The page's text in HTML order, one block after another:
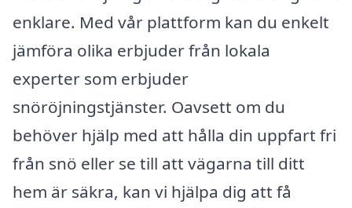
enklare. Med vår plattform kan du enkelt
jämföra olika erbjuder från lokala
experter som erbjuder
snöröjningstjänster. Oavsett om du
behöver hjälp med att hålla din uppfart fri
från snö eller se till att vägarna till ditt
hem är säkra, kan vi hjälpa dig att få